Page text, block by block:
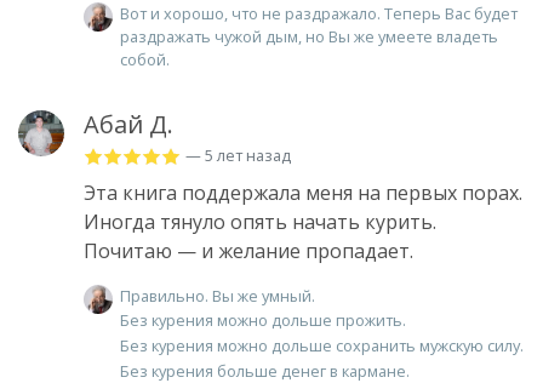
Вот и хорошо, что не раздражало. Теперь Вас будет
раздражать чужой дым, но Вы же умеете владеть
собой.
Абай Д.
— 5 лет назад
Эта книга поддержала меня на первых порах.
Иногда тянуло опять начать курить.
Почитаю — и желание пропадает.
Правильно. Вы же умный.
Без курения можно дольше прожить.
Без курения можно дольше сохранить мужскую силу.
Без курения больше денег в кармане.